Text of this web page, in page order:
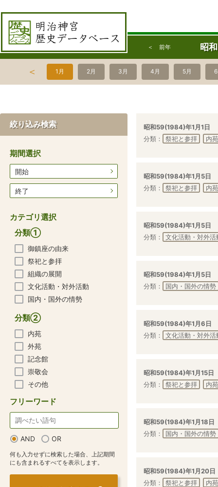
＜ 前年 昭
＜ 1月 2月 3月 4月 5月
絞り込み検索
期間選択
開始
終了
カテゴリ選択
分類①
御鎮座の由来
祭祀と参拝
組織の展開
文化活動・対外活動
国内・国外の情勢
分類②
内苑
外苑
記念館
崇敬会
その他
フリーワード
AND OR
何も入力せずに検索した場合、上記期間
にも含まれるすべてを表示します。
昭和59(1984)年1月1日
分類：
祭祀と参拝 内苑
昭和59(1984)年1月5日
分類：
祭祀と参拝 内苑
昭和59(1984)年1月5日
分類：
文化活動・対外活
昭和59(1984)年1月5日
分類：
国内・国外の情勢
昭和59(1984)年1月6日
分類：
文化活動・対外活
昭和59(1984)年1月15日
分類：
祭祀と参拝 内苑
昭和59(1984)年1月18日
分類：
国内・国外の情勢
昭和59(1984)年1月20日
分類：
祭祀と参拝 内苑